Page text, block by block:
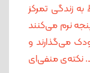
زندگی تمرکز
نرم می‌کنند
می‌گذارند و
نکته‌ی‌ منفی‌ای